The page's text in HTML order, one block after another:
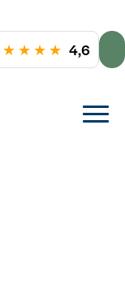
★ ★ ★ ★ 4,6